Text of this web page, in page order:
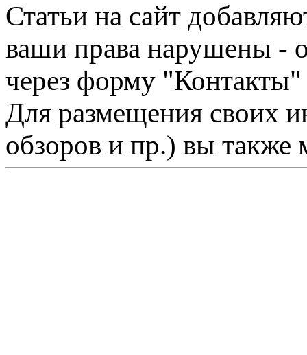
Статьи на сайт
ваши права нарушены -
через форму "Контакты"
Для размещения своих
обзоров и пр.) вы также